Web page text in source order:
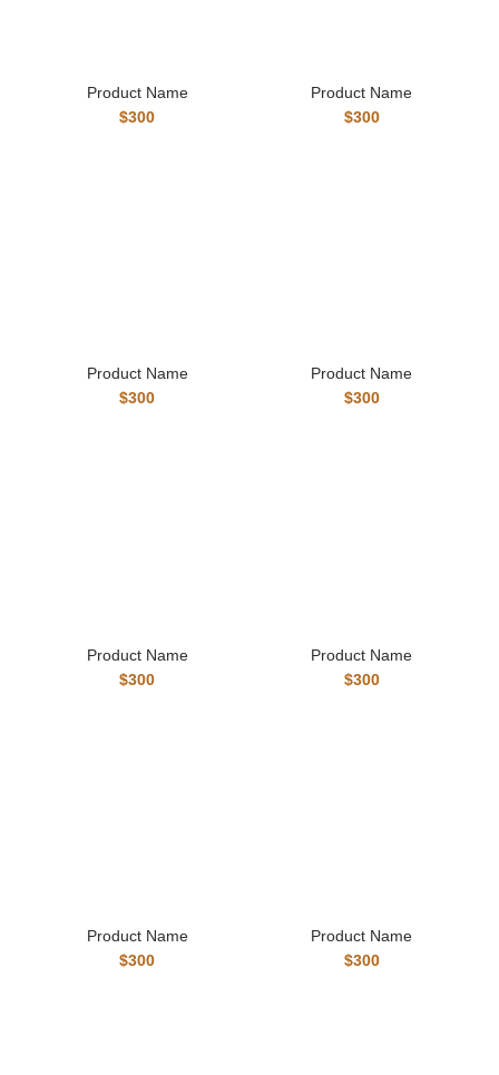
Product Name
$300
Product Name
$300
Product Name
$300
Product Name
$300
Product Name
$300
Product Name
$300
Product Name
$300
Product Name
$300